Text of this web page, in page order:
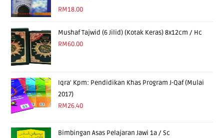
Rated
RM18.00
Mushaf Tajwid (6 Jilid) (Kotak Keras) 8x12cm / Hc
RM60.00
Iqra' Kpm: Pendidikan Khas Program J-Qaf (Mulai
2017)
RM26.40
Bimbingan Asas Pelajaran Jawi 1a / Sc